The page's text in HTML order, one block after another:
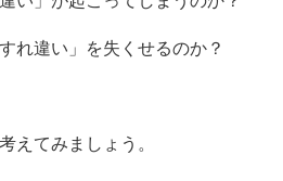
れ違い」を失くせるのか？
えてみましょう。